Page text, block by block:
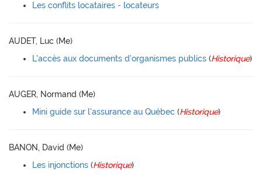
Les conflits locataires - locateurs
AUDET, Luc (Me)
L'accès aux documents d'organismes publics (Historique)
AUGER, Normand (Me)
Mini guide sur l'assurance au Québec (Historique)
BANON, David (Me)
Les injonctions (Historique)